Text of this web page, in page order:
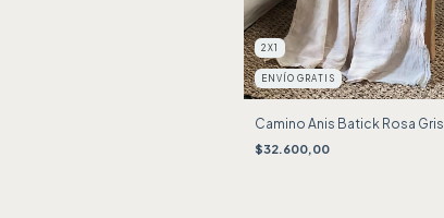
2X1
ENVÍO GRATIS
Camino Anis Batick Rosa Gris
$32.600,00